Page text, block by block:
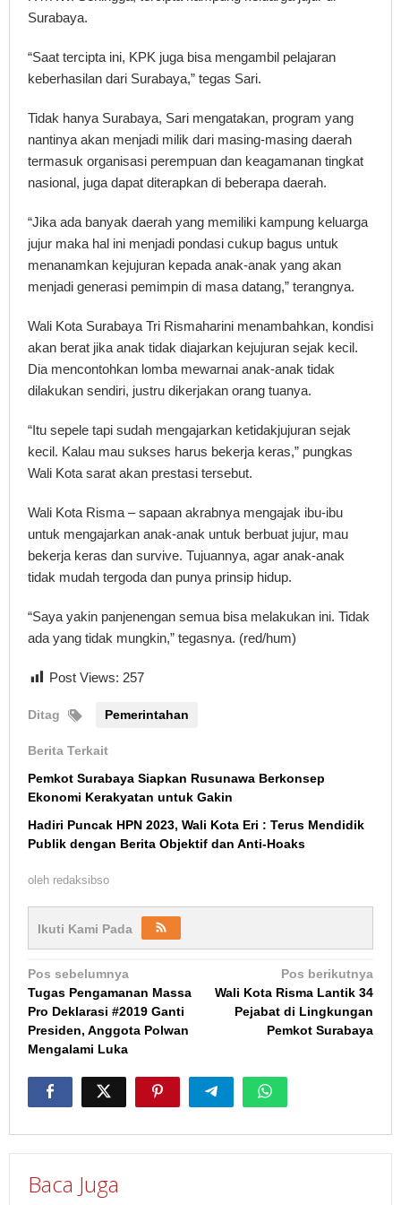
Surabaya.
“Saat tercipta ini, KPK juga bisa mengambil pelajaran
keberhasilan dari Surabaya,” tegas Sari.
Tidak hanya Surabaya, Sari mengatakan, program yang
nantinya akan menjadi milik dari masing-masing daerah
termasuk organisasi perempuan dan keagamanan tingkat
nasional, juga dapat diterapkan di beberapa daerah.
“Jika ada banyak daerah yang memiliki kampung keluarga
jujur maka hal ini menjadi pondasi cukup bagus untuk
menanamkan kejujuran kepada anak-anak yang akan
menjadi generasi pemimpin di masa datang,” terangnya.
Wali Kota Surabaya Tri Rismaharini menambahkan, kondisi
akan berat jika anak tidak diajarkan kejujuran sejak kecil.
Dia mencontohkan lomba mewarnai anak-anak tidak
dilakukan sendiri, justru dikerjakan orang tuanya.
“Itu sepele tapi sudah mengajarkan ketidakjujuran sejak
kecil. Kalau mau sukses harus bekerja keras,” pungkas
Wali Kota sarat akan prestasi tersebut.
Wali Kota Risma – sapaan akrabnya mengajak ibu-ibu
untuk mengajarkan anak-anak untuk berbuat jujur, mau
bekerja keras dan survive. Tujuannya, agar anak-anak
tidak mudah tergoda dan punya prinsip hidup.
“Saya yakin panjenengan semua bisa melakukan ini. Tidak
ada yang tidak mungkin,” tegasnya. (red/hum)
Post Views: 257
Ditag Pemerintahan
Berita Terkait
Pemkot Surabaya Siapkan Rusunawa Berkonsep
Ekonomi Kerakyatan untuk Gakin
Hadiri Puncak HPN 2023, Wali Kota Eri : Terus Mendidik
Publik dengan Berita Objektif dan Anti-Hoaks
oleh redaksibso
Ikuti Kami Pada
Navigasi
pos
Pos sebelumnya
Tugas Pengamanan Massa
Pro Deklarasi #2019 Ganti
Presiden, Anggota Polwan
Mengalami Luka
Pos berikutnya
Wali Kota Risma Lantik 34
Pejabat di Lingkungan
Pemkot Surabaya
Baca Juga